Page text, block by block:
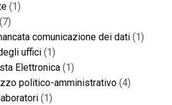
(1)
(7)
comunicazione dei dati (1)
uffici (1)
Elettronica (1)
politico-amministrativo (4)
(1)